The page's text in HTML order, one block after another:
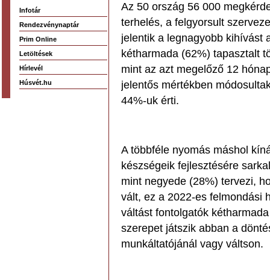
Infotár
Rendezvénynaptár
Prim Online
Letöltések
Hírlevél
Húsvét.hu
Az 50 ország 56 000
terhelés, a felgyorsult
jelentik a legnagyobb kihívást
kétharmada (62%) tapasztalt
mint az azt megelőző 12
jelentős mértékben
44%-uk érti.
A többféle nyomás máshol
készségeik fejlesztésére
mint negyede (28%) tervezi,
vált, ez a 2022-es felmondási
váltást fontolgatók
szerepet játszik abban a
munkáltatójánál vagy váltson.